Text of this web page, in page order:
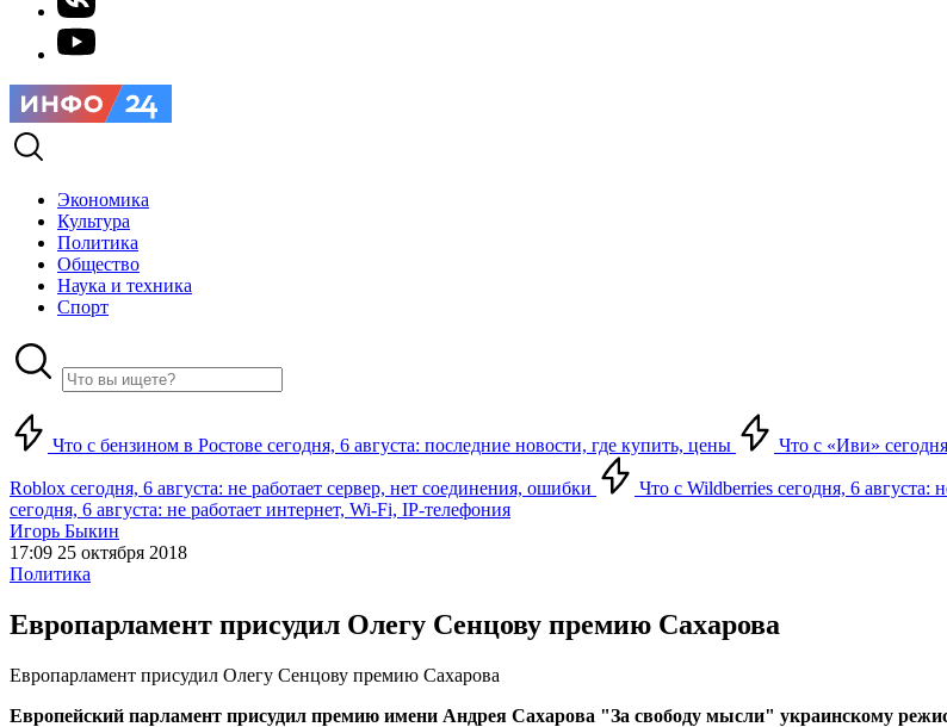
Экономика
Культура
Политика
Общество
Наука и техника
Спорт
Что с бензином в Ростове сегодня, 6 августа: последние новости, где купить, цены Что с «Иви»
Roblox сегодня, 6 августа: не работает сервер, нет соединения, ошибки Что с Wildberries сегодня, 6 августа:
сегодня, 6 августа: не работает интернет, Wi-Fi, IP-телефония
Игорь Быкин
17:09 25 октября 2018
Политика
Европарламент присудил Олегу Сенцову премию Сахарова
Европарламент присудил Олегу Сенцову премию Сахарова
Европейский парламент присудил премию имени Андрея Сахарова "За свободу мысли" украинскому